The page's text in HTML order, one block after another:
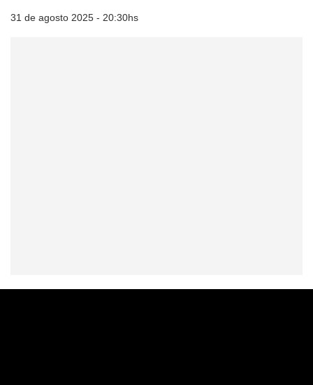
31 de agosto 2025 - 20:30hs